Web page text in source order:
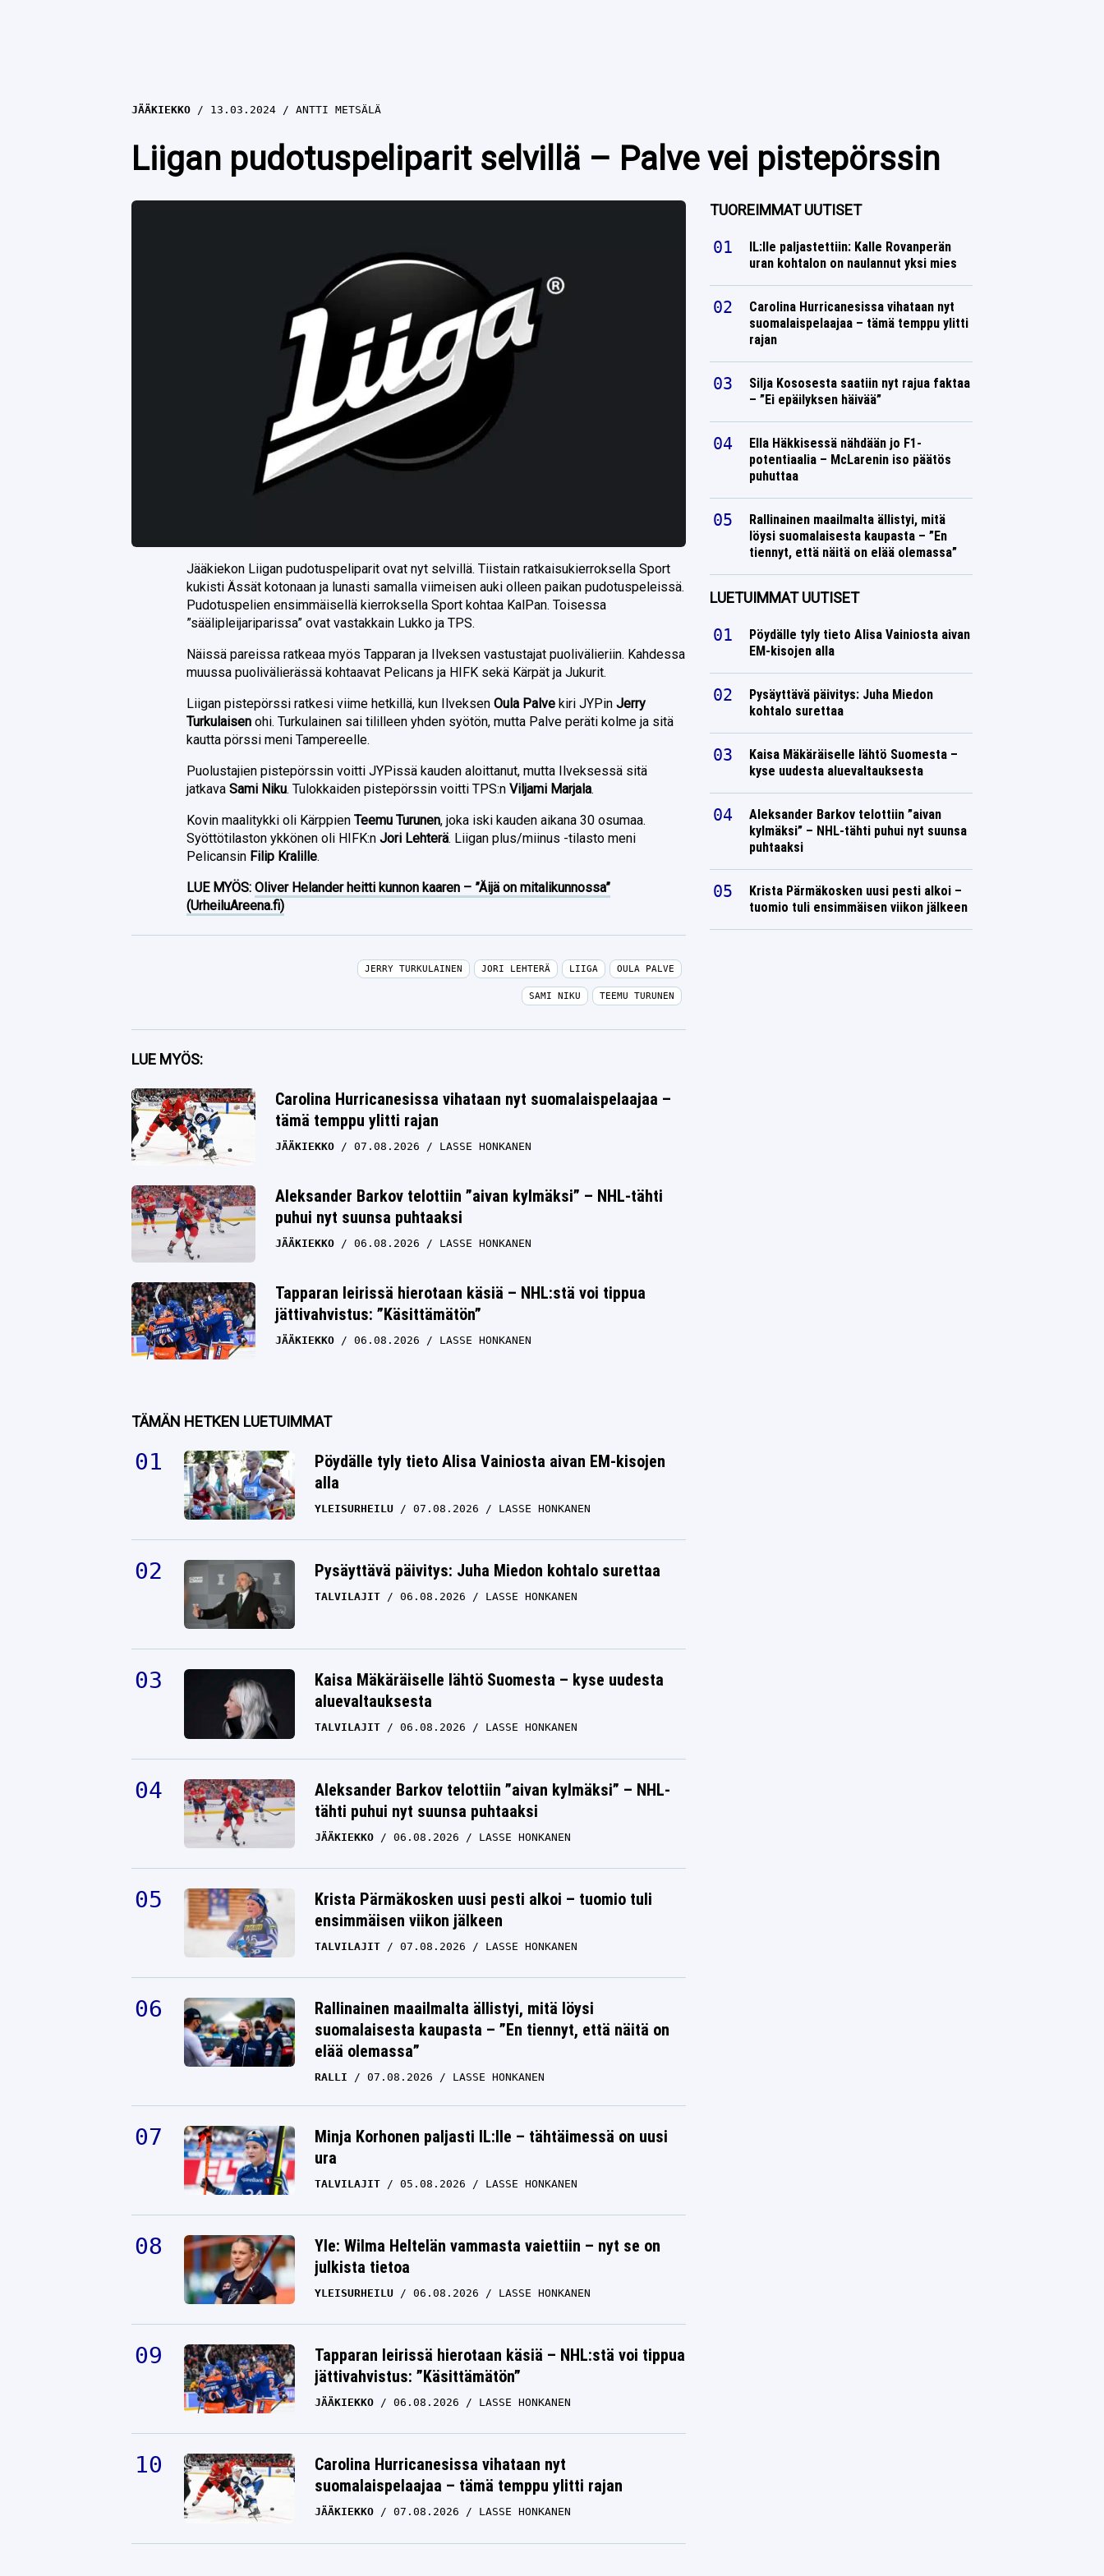
JÄÄKIEKKO 13.03.2024 ANTTI METSÄLÄ
Liigan pudotuspeliparit selvillä – Palve vei pistepörssin
Jääkiekon Liigan pudotuspeliparit ovat nyt selvillä. Tiistain ratkaisukierroksella Sport
kukisti Ässät kotonaan ja lunasti samalla viimeisen auki olleen paikan pudotuspeleissä.
Pudotuspelien ensimmäisellä kierroksella Sport kohtaa KalPan. Toisessa
”säälipleijariparissa” ovat vastakkain Lukko ja TPS.
Näissä pareissa ratkeaa myös Tapparan ja Ilveksen vastustajat puolivälieriin. Kahdessa
muussa puolivälierässä kohtaavat Pelicans ja HIFK sekä Kärpät ja Jukurit.
Liigan pistepörssi ratkesi viime hetkillä, kun IlveksenOula Palve kiri JYPinJerry
Turkulaisen ohi. Turkulainen sai tililleen yhden syötön, mutta Palve peräti kolme ja sitä
kautta pörssi meni Tampereelle.
Puolustajien pistepörssin voitti JYPissä kauden aloittanut, mutta Ilveksessä sitä
jatkavaSami Niku. Tulokkaiden pistepörssin voitti TPS:nViljami Marjala.
Kovin maalitykki oli KärppienTeemu Turunen, joka iski kauden aikana 30 osumaa.
Syöttötilaston ykkönen oli HIFK:nJori Lehterä. Liigan plus/miinus -tilasto meni
Pelicansin Filip Kralille.
LUE MYÖS:Oliver Helander heitti kunnon kaaren – ”Äijä on mitalikunnossa”
(UrheiluAreena.fi)
Whatsapp
JERRY TURKULAINEN JORI LEHTERÄ LIIGA OULA PALVE
SAMI NIKU TEEMU TURUNEN
LUE MYÖS:
Carolina Hurricanesissa vihataan nyt suomalaispelaajaa –
tämä temppu ylitti rajan
JÄÄKIEKKO 07.08.2026 LASSE HONKANEN
Aleksander Barkov telottiin ”aivan kylmäksi” – NHL-tähti
puhui nyt suunsa puhtaaksi
JÄÄKIEKKO 06.08.2026 LASSE HONKANEN
Tapparan leirissä hierotaan käsiä – NHL:stä voi tippua
jättivahvistus: ”Käsittämätön”
JÄÄKIEKKO 06.08.2026 LASSE HONKANEN
TÄMÄN HETKEN LUETUIMMAT
Pöydälle tyly tieto Alisa Vainiosta aivan EM-kisojen
alla
YLEISURHEILU 07.08.2026 LASSE HONKANEN
Pysäyttävä päivitys: Juha Miedon kohtalo surettaa
TALVILAJIT 06.08.2026 LASSE HONKANEN
Kaisa Mäkäräiselle lähtö Suomesta – kyse uudesta
aluevaltauksesta
TALVILAJIT 06.08.2026 LASSE HONKANEN
Aleksander Barkov telottiin ”aivan kylmäksi” – NHL-
tähti puhui nyt suunsa puhtaaksi
JÄÄKIEKKO 06.08.2026 LASSE HONKANEN
Krista Pärmäkosken uusi pesti alkoi – tuomio tuli
ensimmäisen viikon jälkeen
TALVILAJIT 07.08.2026 LASSE HONKANEN
Rallinainen maailmalta ällistyi, mitä löysi
suomalaisesta kaupasta – ”En tiennyt, että näitä on
elää olemassa”
RALLI 07.08.2026 LASSE HONKANEN
Minja Korhonen paljasti IL:lle – tähtäimessä on uusi
ura
TALVILAJIT 05.08.2026 LASSE HONKANEN
Yle: Wilma Heltelän vammasta vaiettiin – nyt se on
julkista tietoa
YLEISURHEILU 06.08.2026 LASSE HONKANEN
Tapparan leirissä hierotaan käsiä – NHL:stä voi tippua
jättivahvistus: ”Käsittämätön”
JÄÄKIEKKO 06.08.2026 LASSE HONKANEN
Carolina Hurricanesissa vihataan nyt
suomalaispelaajaa – tämä temppu ylitti rajan
JÄÄKIEKKO 07.08.2026 LASSE HONKANEN
TUOREIMMAT UUTISET
IL:lle paljastettiin: Kalle Rovanperän
uran kohtalon on naulannut yksi mies
Carolina Hurricanesissa vihataan nyt
suomalaispelaajaa – tämä temppu ylitti
rajan
Silja Kososesta saatiin nyt rajua faktaa
– ”Ei epäilyksen häivää”
Ella Häkkisessä nähdään jo F1-
potentiaalia – McLarenin iso päätös
puhuttaa
Rallinainen maailmalta ällistyi, mitä
löysi suomalaisesta kaupasta – ”En
tiennyt, että näitä on elää olemassa”
LUETUIMMAT UUTISET
Pöydälle tyly tieto Alisa Vainiosta aivan
EM-kisojen alla
Pysäyttävä päivitys: Juha Miedon
kohtalo surettaa
Kaisa Mäkäräiselle lähtö Suomesta –
kyse uudesta aluevaltauksesta
Aleksander Barkov telottiin ”aivan
kylmäksi” – NHL-tähti puhui nyt suunsa
puhtaaksi
Krista Pärmäkosken uusi pesti alkoi –
tuomio tuli ensimmäisen viikon jälkeen